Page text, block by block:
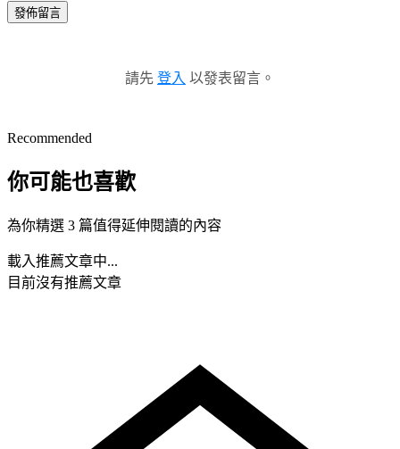
發佈留言
請先 登入 以發表留言。
Recommended
你可能也喜歡
為你精選 3 篇值得延伸閱讀的內容
載入推薦文章中...
目前沒有推薦文章